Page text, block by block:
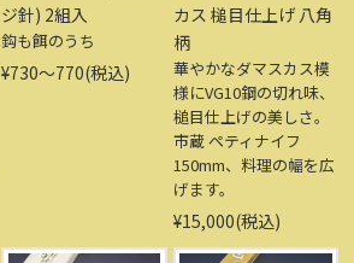
ジ針) 2組入
鈎も餌のうち
¥730〜770(税込)
カス 槌目仕上げ 八角
柄
華やかなダマスカス模
様にVG10鋼の切れ味、
槌目仕上げの美しさ。
市蔵 ペティナイフ
150mm、料理の幅を広
げます。
¥15,000(税込)